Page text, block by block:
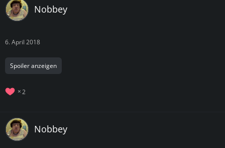
Nobbey
6. April 2018
Spoiler anzeigen
2
Nobbey